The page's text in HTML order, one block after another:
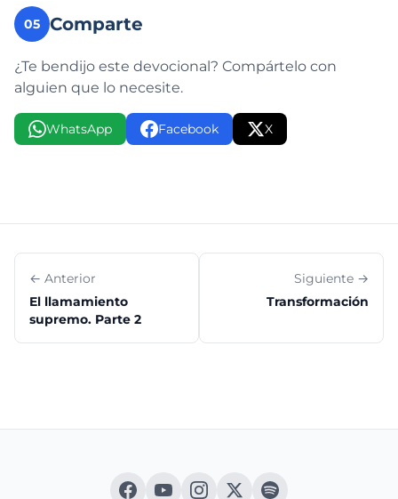
05 Comparte
¿Te bendijo este devocional? Compártelo con
alguien que lo necesite.
WhatsApp Facebook X
← Anterior
El llamamiento
supremo. Parte 2
Siguiente →
Transformación